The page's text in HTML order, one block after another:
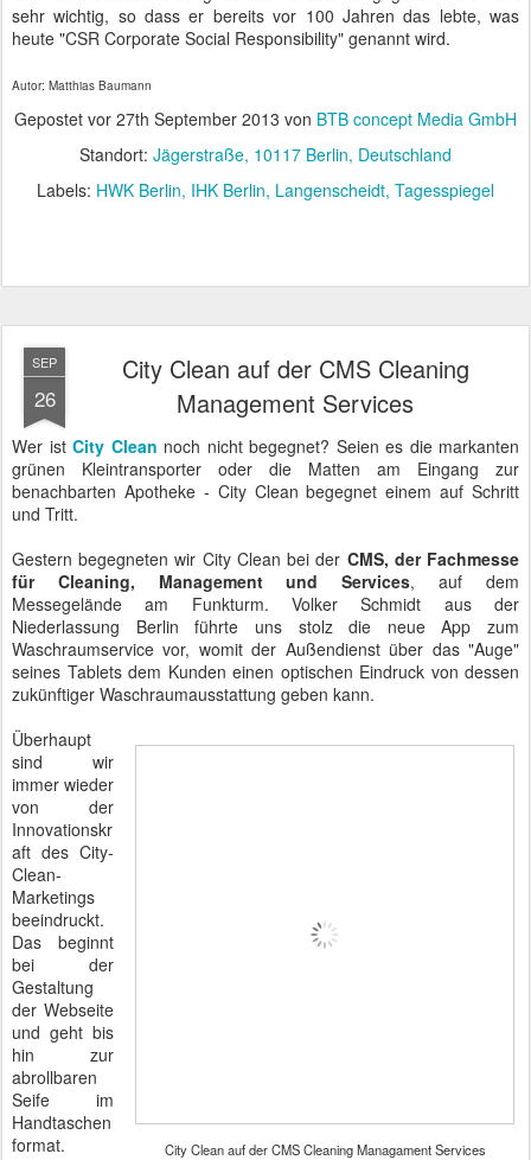
sehr wichtig, so dass er bereits vor 100 Jahren das lebte, was
heute "CSR Corporate Social Responsibility" genannt wird.
Autor: Matthias Baumann
Gepostet vor 27th September 2013 von BTB concept Media GmbH
Standort: Jägerstraße, 10117 Berlin, Deutschland
Labels: HWK Berlin IHK Berlin Langenscheidt Tagesspiegel
SEP
26
City Clean auf der CMS Cleaning
Management Services
Wer ist City Clean noch nicht begegnet? Seien es die markanten
grünen Kleintransporter oder die Matten am Eingang zur
benachbarten Apotheke - City Clean begegnet einem auf Schritt
und Tritt.
Gestern begegneten wir City Clean bei der CMS, der Fachmesse
für Cleaning, Management und Services, auf dem
Messegelände am Funkturm. Volker Schmidt aus der
Niederlassung Berlin führte uns stolz die neue App zum
Waschraumservice vor, womit der Außendienst über das "Auge"
seines Tablets dem Kunden einen optischen Eindruck von dessen
zukünftiger Waschraumausstattung geben kann.
City Clean auf der CMS Cleaning Managament Services
Überhaupt
sind wir
immer wieder
von der
Innovationskr
aft des City-
Clean-
Marketings
beeindruckt.
Das beginnt
bei der
Gestaltung
der Webseite
und geht bis
hin zur
abrollbaren
Seife im
Handtaschen
format.